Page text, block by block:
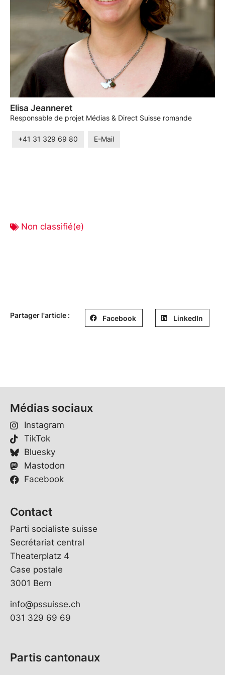
Elisa Jeanneret
Responsable de projet Médias & Direct Suisse romande
+41 31 329 69 80 E-Mail
Non classifié(e)
Partager l'article : Facebook LinkedIn
Médias sociaux
Instagram
TikTok
Bluesky
Mastodon
Facebook
Contact
Parti socialiste suisse
Secrétariat central
Theaterplatz 4
Case postale
3001 Bern
info@pssuisse.ch
031 329 69 69
Partis cantonaux